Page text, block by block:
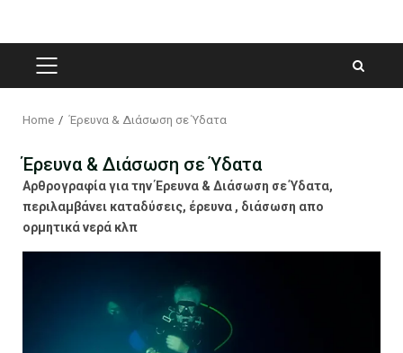
PRIMARY
Home Έρευνα & Διάσωση σε Ύδατα
Έρευνα & Διάσωση σε Ύδατα
Αρθρογραφία για την Έρευνα & Διάσωση σε Ύδατα,
περιλαμβάνει καταδύσεις, έρευνα , διάσωση απο
ορμητικά νερά κλπ